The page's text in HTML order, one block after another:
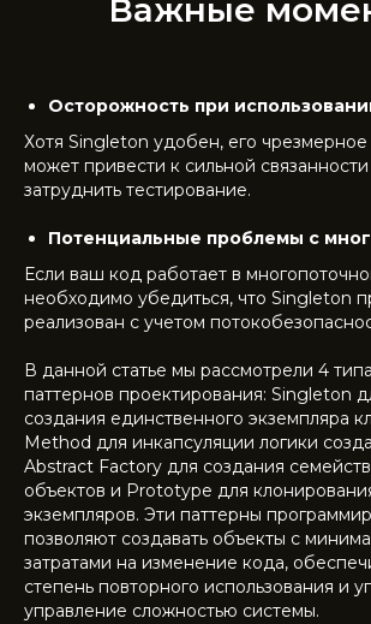
Важные
Осторожность при
Хотя Singleton удобен, его чрезмерное
может привести к сильной
затруднить тестирование.
Потенциальные проблемы с
Если ваш код работает в
необходимо убедиться, что Singleton
реализован с учетом
В данной статье мы рассмотрели 4
паттернов проектирования: Singleton
создания единственного экземпляра
Method для инкапсуляции логики
Abstract Factory для создания
объектов и Prototype для
экземпляров. Эти паттерны
позволяют создавать объекты с
затратами на изменение кода,
степень повторного использования и
управление сложностью системы.